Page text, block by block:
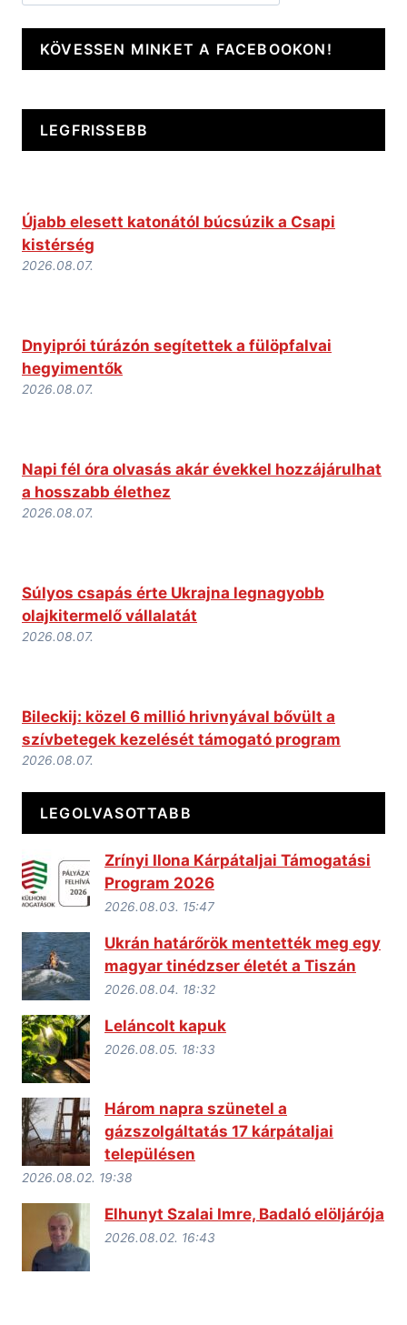
KÖVESSEN MINKET A FACEBOOKON!
LEGFRISSEBB
Újabb elesett katonától búcsúzik a Csapi
kistérség
2026.08.07.
Dnyiprói túrázón segítettek a fülöpfalvai
hegyimentők
2026.08.07.
Napi fél óra olvasás akár évekkel hozzájárulhat
a hosszabb élethez
2026.08.07.
Súlyos csapás érte Ukrajna legnagyobb
olajkitermelő vállalatát
2026.08.07.
Bileckij: közel 6 millió hrivnyával bővült a
szívbetegek kezelését támogató program
2026.08.07.
LEGOLVASOTTABB
Zrínyi Ilona Kárpátaljai Támogatási
Program 2026
2026.08.03. 15:47
Ukrán határőrök mentették meg egy
magyar tinédzser életét a Tiszán
2026.08.04. 18:32
Leláncolt kapuk
2026.08.05. 18:33
Három napra szünetel a
gázszolgáltatás 17 kárpátaljai
településen
2026.08.02. 19:38
Elhunyt Szalai Imre, Badaló elöljárója
2026.08.02. 16:43